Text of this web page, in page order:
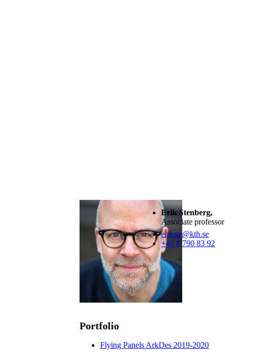
Erik Stenberg,
Associate professor
erikste@kth.se
+46 8 790 83 92
Portfolio
Flying Panels ArkDes 2019-2020